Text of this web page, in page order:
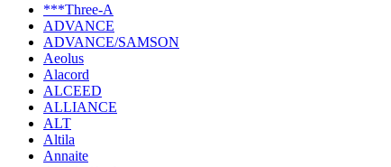
***Three-A
ADVANCE
ADVANCE/SAMSON
Aeolus
Alacord
ALCEED
ALLIANCE
ALT
Altila
Annaite